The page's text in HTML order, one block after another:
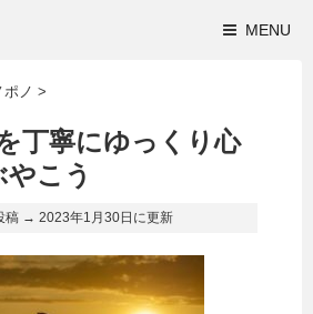
MENU
ノ >
丁寧にゆっくり心
こう
稿 → 2023年1月30日 に更新